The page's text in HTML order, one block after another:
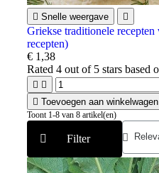
 Snelle weergave 
Griekse traditionele recepten
recepten)
€ 1,38
Rated4 out of 5 stars based
 
 Toevoegen aan winkelwagen
Filter
Toont 1-8 van 8 artikel(en)